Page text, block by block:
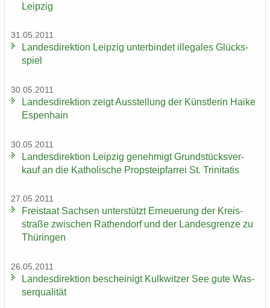
Leip­zig
31.05.2011
Lan­des­di­rek­ti­on Leip­zig un­ter­bin­det il­le­ga­les Glücks­
spiel
30.05.2011
Lan­des­di­rek­ti­on zeigt Aus­stel­lung der Künst­le­rin Haike
Es­pen­hain
30.05.2011
Lan­des­di­rek­ti­on Leip­zig ge­neh­migt Grund­stücks­ver­
kauf an die Ka­tho­li­sche Propstei­pfar­rei St. Tri­ni­ta­tis
27.05.2011
Frei­staat Sach­sen un­ter­stützt Er­neue­rung der Kreis­
stra­ße zwi­schen Ra­then­dorf und der Lan­des­gren­ze zu
Thü­rin­gen
26.05.2011
Lan­des­di­rek­ti­on be­schei­nigt Kulk­wit­zer See gute Was­
ser­qua­li­tät